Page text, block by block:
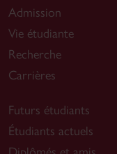
Admission
Vie étudiante
Recherche
Carrières
Futurs étudiants
Étudiants actuels